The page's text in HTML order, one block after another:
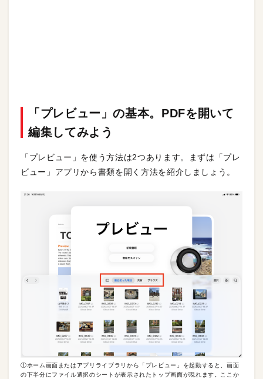
「プレビュー」の基本。PDFを開いて
編集してみよう
「プレビュー」を使う方法は2つあります。まずは「プレ
ビュー」アプリから書類を開く方法を紹介しましょう。
①ホーム画面またはアプリライブラリから「プレビュー」を起動すると、画面
の下半分にファイル選択のシートが表示されたトップ画面が現れます。ここか